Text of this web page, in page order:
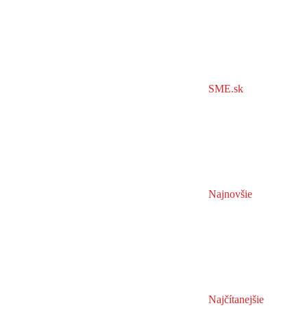
SME.sk
Najnovšie
Najčítanejšie